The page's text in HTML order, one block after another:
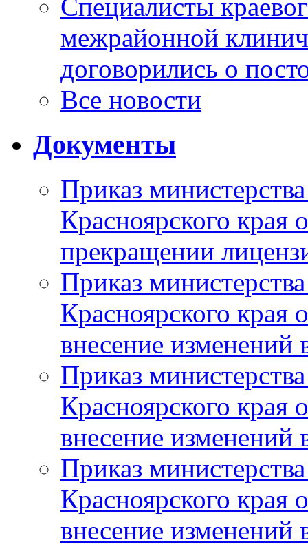
Специалисты
межрайонной
договорились о
Все новости
Документы
Приказ
Красноярского
прекращении
Приказ
Красноярского
внесение изменений
Приказ
Красноярского
внесение изменений
Приказ
Красноярского
внесение изменений